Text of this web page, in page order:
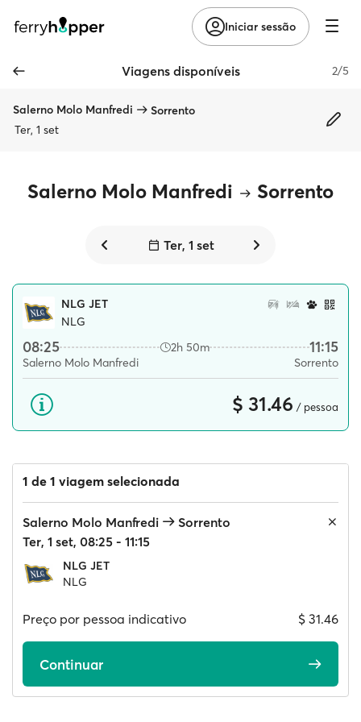
Iniciar sessão
Viagens disponíveis 2/5
Salerno Molo Manfredi
Sorrento
Ter, 1 set
Salerno Molo Manfredi Sorrento
Ter, 1 set
NLG JET
NLG
08:25 2h 50m 11:15
Salerno Molo Manfredi Sorrento
$ 31.46 / pessoa
1 de 1 viagem selecionada
Salerno Molo Manfredi
Sorrento
Ter, 1 set, 08:25 - 11:15
NLG JET
NLG
Preço por pessoa indicativo $ 31.46
Continuar